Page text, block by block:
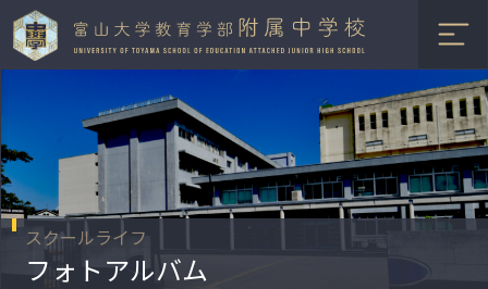
スクールライフ
フォトアルバム